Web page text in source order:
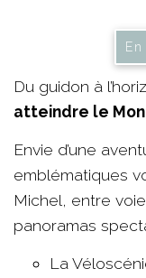
Du guidon à
atteindre le
Envie d’une
emblématiques
Michel, entre
panoramas
La